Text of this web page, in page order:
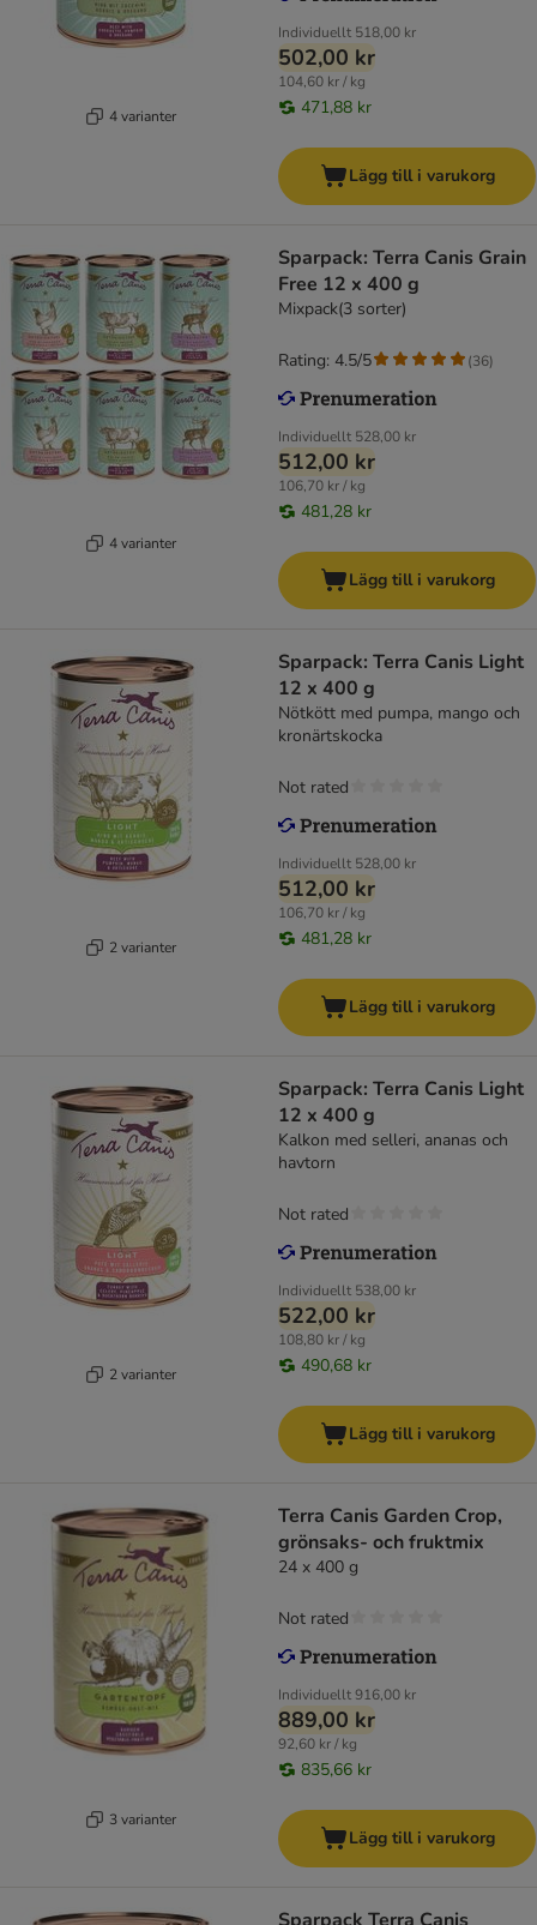
4 varianter
Individuellt 518,00 kr
502,00 kr
104,60 kr / kg
471,88 kr
Lägg till i varukorg
4 varianter
Sparpack: Terra Canis Grain
Free 12 x 400 g
Mixpack(3 sorter)
Individuellt 528,00 kr
512,00 kr
106,70 kr / kg
481,28 kr
Rating: 4.5/5 (36)
Lägg till i varukorg
2 varianter
Sparpack: Terra Canis Light
12 x 400 g
Nötkött med pumpa, mango och
kronärtskocka
Individuellt 528,00 kr
512,00 kr
106,70 kr / kg
481,28 kr
Not rated
Lägg till i varukorg
2 varianter
Sparpack: Terra Canis Light
12 x 400 g
Kalkon med selleri, ananas och
havtorn
Individuellt 538,00 kr
522,00 kr
108,80 kr / kg
490,68 kr
Not rated
Lägg till i varukorg
3 varianter
Terra Canis Garden Crop,
grönsaks- och fruktmix
24 x 400 g
Individuellt916,00 kr
889,00 kr
92,60 kr / kg
835,66 kr
Not rated
Lägg till i varukorg